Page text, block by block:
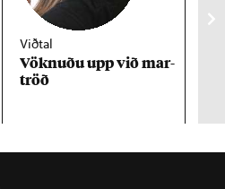
Viðtal
Vökn­uðu upp við mar­
tröð